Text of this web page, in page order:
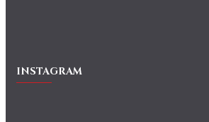
INSTAGRAM